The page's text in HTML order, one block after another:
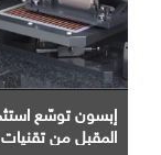
إبسون توسّع
المقبل من